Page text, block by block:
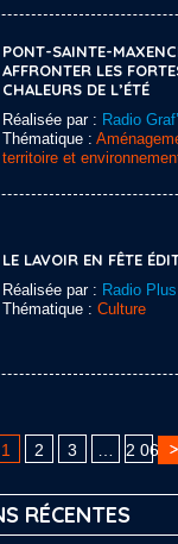
PONT-SAINTE-
AFFRONTER LES
CHALEURS DE L’ÉTÉ
Réalisée par : Radio
Thématique :
territoire et
LE LAVOIR EN FÊTE
Réalisée par : Radio Plus
Thématique : Culture
1 2 3 2 060
RÉCENTES